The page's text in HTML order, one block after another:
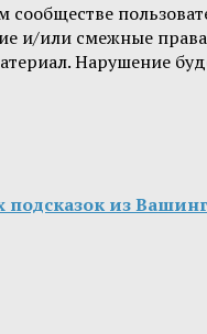
и/или смежные
Нарушение
из